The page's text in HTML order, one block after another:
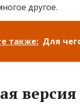
другое.
также: Для
версия